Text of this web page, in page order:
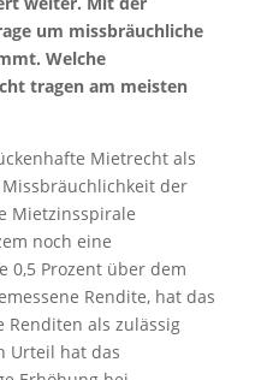
um missbräuchliche
Welche
tragen am meisten
Mietrecht als
der
Mietzinsspirale
noch eine
0,5 Prozent über dem
Rendite, hat das
als zulässig
Urteil hat das